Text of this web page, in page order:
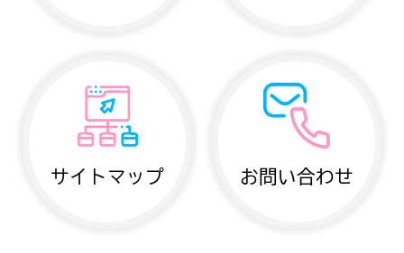
サイトマップ お問い合わせ